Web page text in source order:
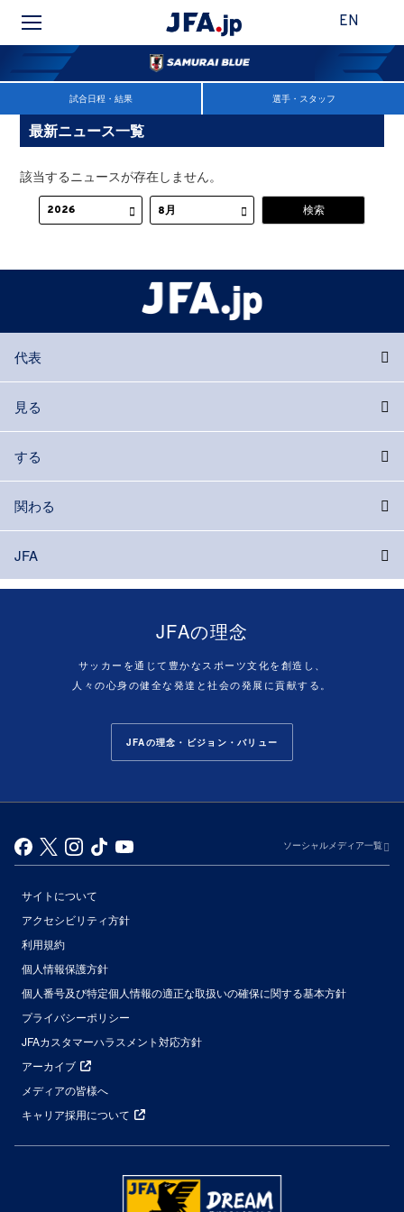
EN
試合日程・結果 選手・スタッフ
最新ニュース一覧
該当するニュースが存在しません。
代表
見る
する
関わる
JFA
JFAの理念
サッカーを通じて豊かなスポーツ文化を創造し、
人々の心身の健全な発達と社会の発展に貢献する。
JFAの理念・ビジョン・バリュー
ソーシャルメディア一覧
サイトについて
アクセシビリティ方針
利用規約
個人情報保護方針
個人番号及び特定個人情報の適正な取扱いの確保に関する基本方針
プライバシーポリシー
JFAカスタマーハラスメント対応方針
アーカイブ
メディアの皆様へ
キャリア採用について